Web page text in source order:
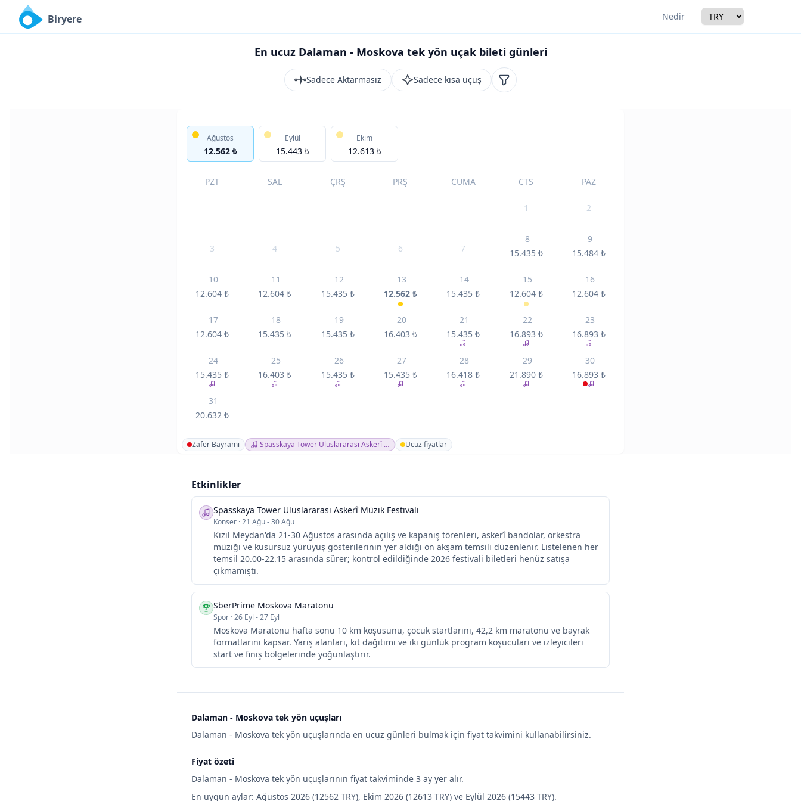
Biryere Nedir Currency
En ucuz Dalaman - Moskova tek yön uçak bileti günleri
Sadece Aktarmasız Sadece kısa uçuş Filtreler
Ağustos
12.562 ₺
Eylül
15.443 ₺
Ekim
12.613 ₺
PZT SAL ÇRŞ PRŞ CUMA CTS PAZ
1 2
3 4 5 6 7
8
15.435 ₺
9
15.484₺
10
12.604 ₺
11
12.604₺
12
15.435 ₺
13
12.562 ₺
14
15.435₺
15
12.604 ₺
16
12.604₺
17
12.604 ₺
18
15.435₺
19
15.435 ₺
20
16.403 ₺
21
15.435₺
22
16.893 ₺
23
16.893₺
24
15.435 ₺
25
16.403₺
26
15.435 ₺
27
15.435 ₺
28
16.418₺
29
21.890 ₺
30
16.893₺
31
20.632 ₺
Zafer Bayramı Spasskaya Tower Uluslararası Askerî Müzik Festivali
Ucuz fiyatlar
Etkinlikler
Spasskaya Tower Uluslararası Askerî Müzik Festivali
Konser ·21 Ağu - 30 Ağu
Kızıl Meydan'da 21-30 Ağustos arasında açılış ve kapanış törenleri, askerî bandolar, orkestra
müziği ve kusursuz yürüyüş gösterilerinin yer aldığı on akşam temsili düzenlenir. Listelenen her
temsil 20.00-22.15 arasında sürer; kontrol edildiğinde 2026 festivali biletleri henüz satışa
çıkmamıştı.
SberPrime Moskova Maratonu
Spor ·26 Eyl - 27 Eyl
Moskova Maratonu hafta sonu 10 km koşusunu, çocuk startlarını, 42,2 km maratonu ve bayrak
formatlarını kapsar. Yarış alanları, kit dağıtımı ve iki günlük program koşucuları ve izleyicileri
start ve finiş bölgelerinde yoğunlaştırır.
Dalaman - Moskova tek yön uçuşları
Dalaman - Moskova tek yön uçuşlarında en ucuz günleri bulmak için fiyat takvimini kullanabilirsiniz.
Fiyat özeti
Dalaman - Moskova tek yön uçuşlarının fiyat takviminde 3 ay yer alır.
En uygun aylar: Ağustos 2026 (12562 TRY), Ekim 2026 (12613 TRY) ve Eylül 2026 (15443 TRY).